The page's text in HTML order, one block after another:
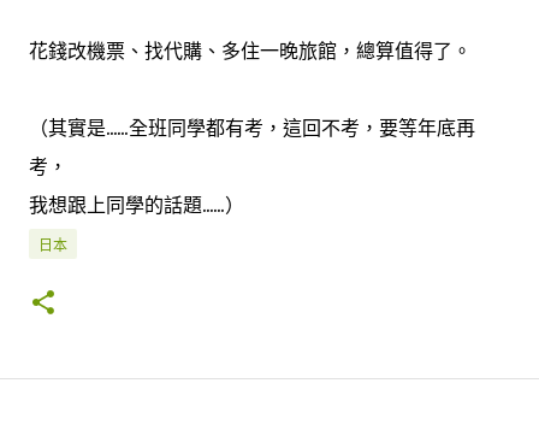
花錢改機票、找代購、多住一晚旅館，總算值得了。
（其實是......全班同學都有考，這回不考，要等年底再
考，
我想跟上同學的話題......）
日本